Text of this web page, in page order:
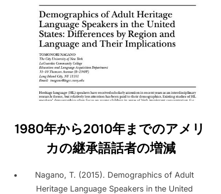
1980年から2010年までのアメリ
カの継承語話者の増減
Nagano, T. (2015). Demographics of Adult
Heritage Language Speakers in the United